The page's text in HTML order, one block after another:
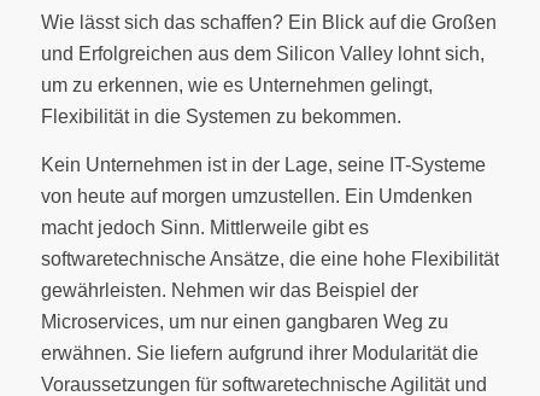
Wie lässt sich das schaffen? Ein Blick auf die Großen
und Erfolgreichen aus dem Silicon Valley lohnt sich,
um zu erkennen, wie es Unternehmen gelingt,
Flexibilität in die Systemen zu bekommen.
Kein Unternehmen ist in der Lage, seine IT-Systeme
von heute auf morgen umzustellen. Ein Umdenken
macht jedoch Sinn. Mittlerweile gibt es
softwaretechnische Ansätze, die eine hohe Flexibilität
gewährleisten. Nehmen wir das Beispiel der
Microservices, um nur einen gangbaren Weg zu
erwähnen. Sie liefern aufgrund ihrer Modularität die
Voraussetzungen für softwaretechnische Agilität und